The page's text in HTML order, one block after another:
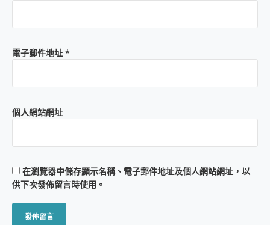
電子郵件地址 *
個人網站網址
在瀏覽器中儲存顯示名稱、電子郵件地址及個人網站網址，以
供下次發佈留言時使用。